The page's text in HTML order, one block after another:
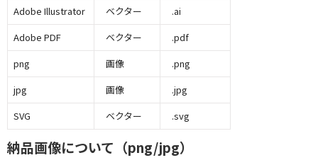
Adobe Illustrator
ベクター
.ai
Adobe PDF
ベクター
.pdf
png
画像
.png
jpg
画像
.jpg
SVG
ベクター .svg
納品画像について（png/jpg）